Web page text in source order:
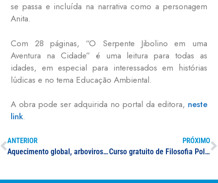
se passa e incluída na narrativa como a personagem
Anita.
Com 28 páginas, “O Serpente Jibolino em uma
Aventura na Cidade” é uma leitura para todas as
idades, em especial para interessados em histórias
lúdicas e no tema Educação Ambiental.
A obra pode ser adquirida no portal da editora, neste
link.
ANTERIOR
Aquecimento global, arboviroses (dengue) e espaço urbano – um exemplo indesejado dessa articulação
PRÓXIMO
Curso gratuito de Filosofia Política da UNIFAL-MG propõe debates sobre democracia, gênero e luta contra o racismo